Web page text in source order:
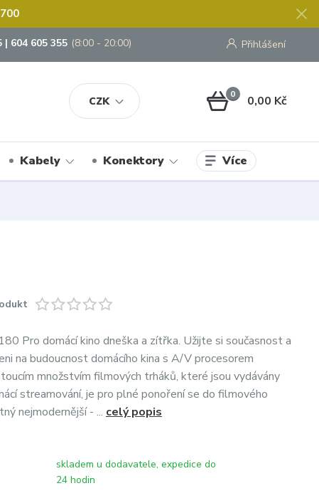
CZK
Přihlášení
| 604 605 355 (8:00 - 20:00)
0 0,00 Kč
Kabely Konektory Více
Pro domácí kino dneška a zítřka. Užijte si současnost a
na budoucnost domácího kina s A/V procesorem
množstvím filmových trháků, které jsou vydávány
streamování, je pro plné ponoření se do filmového
nejmodernější - ... celý popis
skladem u dodavatele, expedice do
24 hodin